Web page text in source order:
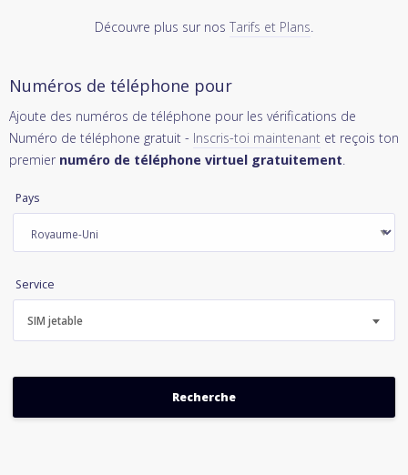
Découvre plus sur nos Tarifs et Plans.
Numéros de téléphone pour
Ajoute des numéros de téléphone pour les vérifications de
Numéro de téléphone gratuit - Inscris-toi maintenant et reçois ton
premier numéro de téléphone virtuel gratuitement.
Pays
Service
SIM jetable